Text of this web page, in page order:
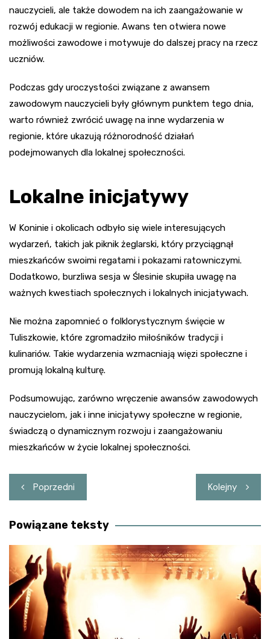
nauczycieli, ale także dowodem na ich zaangażowanie w
rozwój edukacji w regionie. Awans ten otwiera nowe
możliwości zawodowe i motywuje do dalszej pracy na rzecz
uczniów.
Podczas gdy uroczystości związane z awansem
zawodowym nauczycieli były głównym punktem tego dnia,
warto również zwrócić uwagę na inne wydarzenia w
regionie, które ukazują różnorodność działań
podejmowanych dla lokalnej społeczności.
Lokalne inicjatywy
W Koninie i okolicach odbyło się wiele interesujących
wydarzeń, takich jak piknik żeglarski, który przyciągnął
mieszkańców swoimi regatami i pokazami ratowniczymi.
Dodatkowo, burzliwa sesja w Ślesinie skupiła uwagę na
ważnych kwestiach społecznych i lokalnych inicjatywach.
Nie można zapomnieć o folklorystycznym święcie w
Tuliszkowie, które zgromadziło miłośników tradycji i
kulinariów. Takie wydarzenia wzmacniają więzi społeczne i
promują lokalną kulturę.
Podsumowując, zarówno wręczenie awansów zawodowych
nauczycielom, jak i inne inicjatywy społeczne w regionie,
świadczą o dynamicznym rozwoju i zaangażowaniu
mieszkańców w życie lokalnej społeczności.
Nawigacja
wpisu
Poprzedni Kolejny
Powiązane teksty